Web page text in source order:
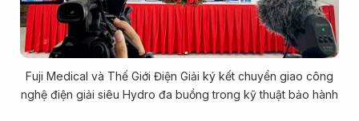
Fuji Medical và Thế Giới Điện Giải ký kết chuyển giao công
nghệ điện giải siêu Hydro đa buồng trong kỹ thuật bảo hành